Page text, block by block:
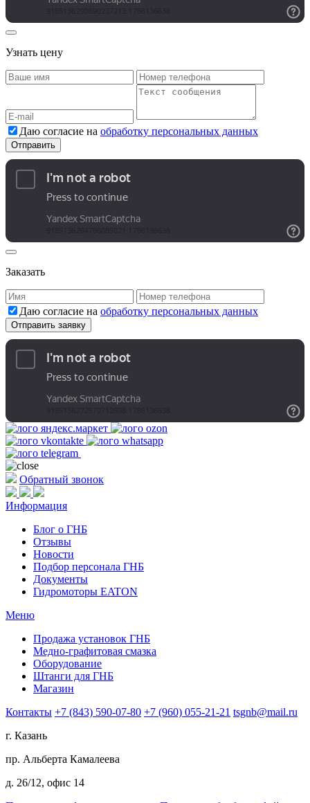
Узнать цену
Даю согласие на обработку персональных данных
Заказать
Даю согласие на обработку персональных данных
Обратный звонок
Информация
Блог о ГНБ
Отзывы
Новости
Подбор персонала ГНБ
Документы
Гидромоторы EATON
Меню
Продажа установок ГНБ
Медно-графитовая смазка
Оборудование
Штанги для ГНБ
Магазин
Контакты +7 (843) 590-07-80 +7 (960) 055-21-21 tsgnb@mail.ru
г. Казань
пр. Альберта Камалеева
д. 26/12, офис 14